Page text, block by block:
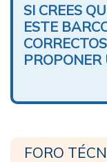
SI CREES
ESTE
PROPONER
FORO